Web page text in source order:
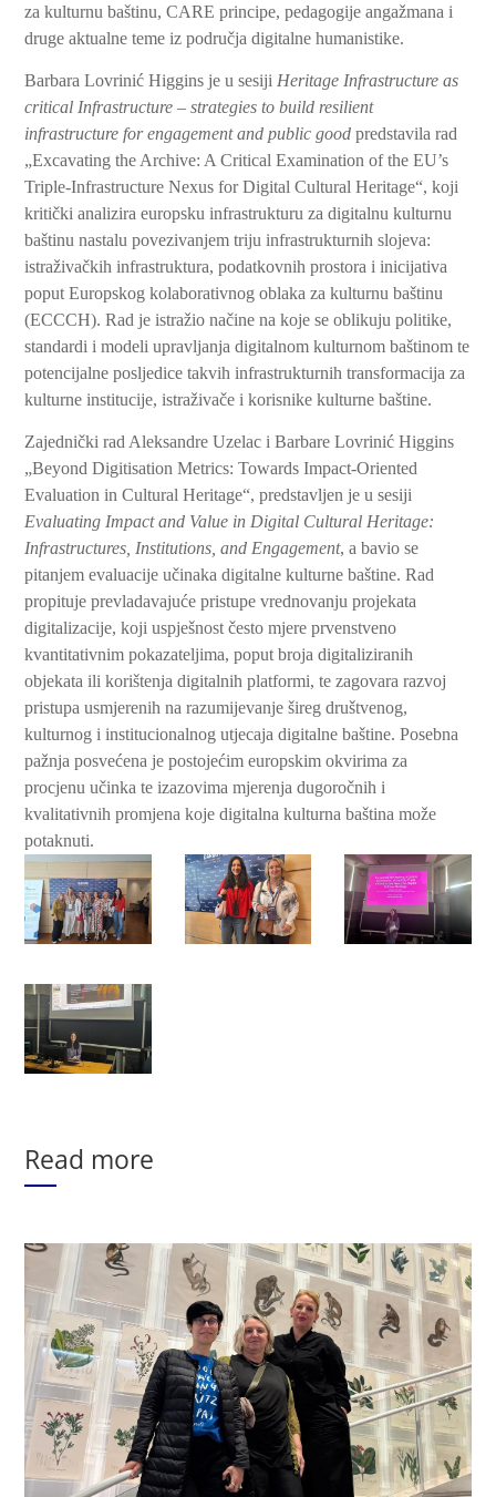
za kulturnu baštinu, CARE principe, pedagogije angažmana i
druge aktualne teme iz područja digitalne humanistike.
Barbara Lovrinić Higgins je u sesiji Heritage Infrastructure as
critical Infrastructure – strategies to build resilient
infrastructure for engagement and public goodpredstavila rad
„Excavating the Archive: A Critical Examination of the EU’s
Triple-Infrastructure Nexus for Digital Cultural Heritage“, koji
kritički analizira europsku infrastrukturu za digitalnu kulturnu
baštinu nastalu povezivanjem triju infrastrukturnih slojeva:
istraživačkih infrastruktura, podatkovnih prostora i inicijativa
poput Europskog kolaborativnog oblaka za kulturnu baštinu
(ECCCH). Rad je istražio načine na koje se oblikuju politike,
standardi i modeli upravljanja digitalnom kulturnom baštinom te
potencijalne posljedice takvih infrastrukturnih transformacija za
kulturne institucije, istraživače i korisnike kulturne baštine.
Zajednički rad Aleksandre Uzelac i Barbare Lovrinić Higgins
„Beyond Digitisation Metrics: Towards Impact-Oriented
Evaluation in Cultural Heritage“, predstavljen je u sesiji
Evaluating Impact and Value in Digital Cultural Heritage:
Infrastructures, Institutions, and Engagement, a bavio se
pitanjem evaluacije učinaka digitalne kulturne baštine. Rad
propituje prevladavajuće pristupe vrednovanju projekata
digitalizacije, koji uspješnost često mjere prvenstveno
kvantitativnim pokazateljima, poput broja digitaliziranih
objekata ili korištenja digitalnih platformi, te zagovara razvoj
pristupa usmjerenih na razumijevanje šireg društvenog,
kulturnog i institucionalnog utjecaja digitalne baštine. Posebna
pažnja posvećena je postojećim europskim okvirima za
procjenu učinka te izazovima mjerenja dugoročnih i
kvalitativnih promjena koje digitalna kulturna baština može
potaknuti.
Read more